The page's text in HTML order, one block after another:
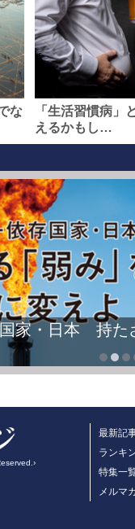
な
「生活習慣病」
えるかもし…
家・日本 持た
最新記
ランキ
特集一
メルマ